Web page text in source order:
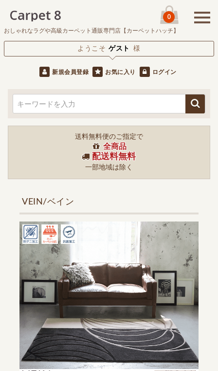
おしゃれなラグや高級カーペット通販専門店【カーペットハッチ】
0
ようこそ ゲスト 様
新規会員登録 お気に入り ログイン
送料無料便のご指定で
全商品
配送料無料
一部地域は除く
VEIN/ベイン